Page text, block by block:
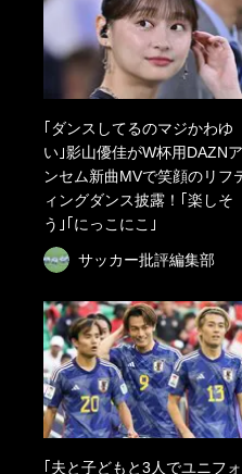
｢ダンスしてるのマジかわゆ
い｣影山優佳がW杯用DAZNア
ンセム新曲MVで笑顔のリフ
ィングダンス披露！｢楽しそ
う｣｢にっこにこ｣
サッカー批評編集部
｢夫と子どもと3人でユニフォ